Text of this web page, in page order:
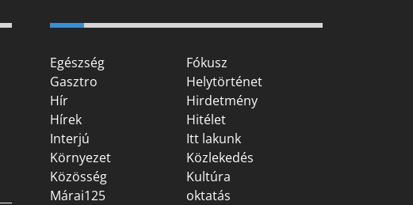
Egészség
Fókusz
Gasztro
Helytörténet
Hír
Hirdetmény
Hírek
Hitélet
Interjú
Itt lakunk
Környezet
Közlekedés
Közösség
Kultúra
Márai125
oktatás